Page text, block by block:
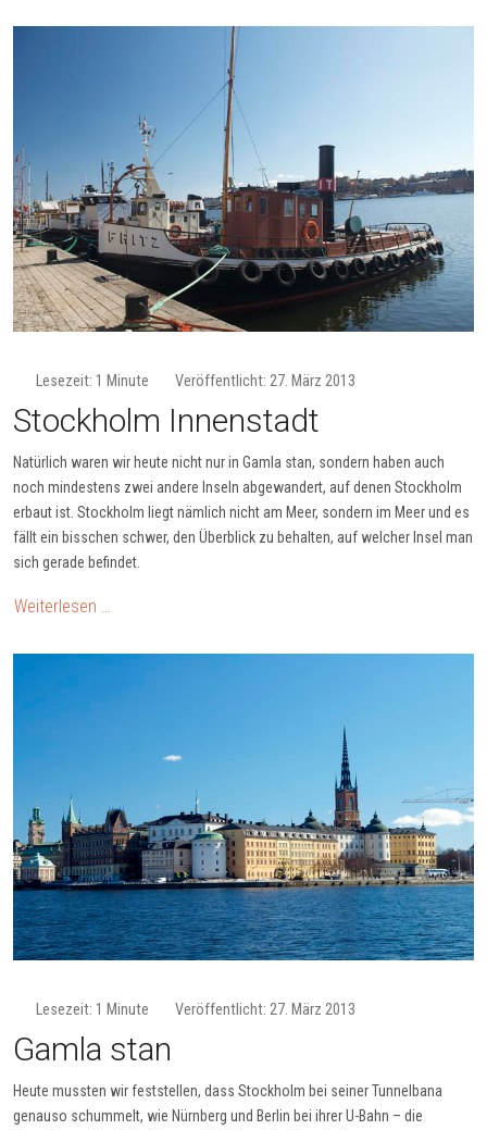
Lesezeit: 1 Minute Veröffentlicht: 27. März 2013
Stockholm Innenstadt
Natürlich waren wir heute nicht nur in Gamla stan, sondern haben auch
noch mindestens zwei andere Inseln abgewandert, auf denen Stockholm
erbaut ist. Stockholm liegt nämlich nicht am Meer, sondern im Meer und es
fällt ein bisschen schwer, den Überblick zu behalten, auf welcher Insel man
sich gerade befindet.
Weiterlesen …
Lesezeit: 1 Minute Veröffentlicht: 27. März 2013
Gamla stan
Heute mussten wir feststellen, dass Stockholm bei seiner Tunnelbana
genauso schummelt, wie Nürnberg und Berlin bei ihrer U-Bahn – die